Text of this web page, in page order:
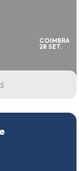
COIMBRA
28 SET.